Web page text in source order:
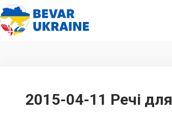
2015-04-11 Речі